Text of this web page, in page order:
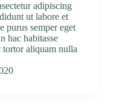
adipiscing
ut labore et
purus semper eget
hac habitasse
tortor aliquam nulla